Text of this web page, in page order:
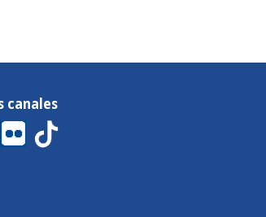
canales